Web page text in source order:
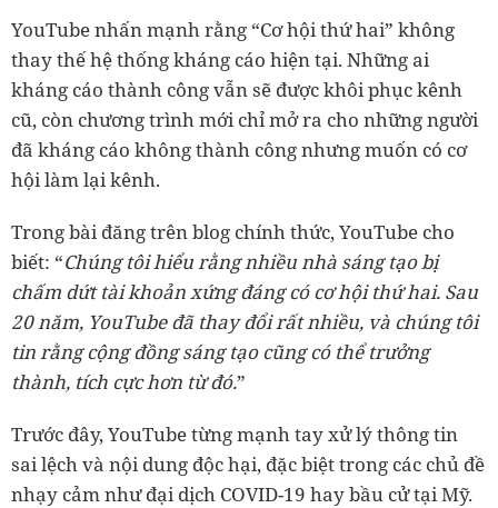
YouTube nhấn mạnh rằng “Cơ hội thứ hai” không
thay thế hệ thống kháng cáo hiện tại. Những ai
kháng cáo thành công vẫn sẽ được khôi phục kênh
cũ, còn chương trình mới chỉ mở ra cho những người
đã kháng cáo không thành công nhưng muốn có cơ
hội làm lại kênh.
Trong bài đăng trên blog chính thức, YouTube cho
biết: “Chúng tôi hiểu rằng nhiều nhà sáng tạo bị
chấm dứt tài khoản xứng đáng có cơ hội thứ hai. Sau
20 năm, YouTube đã thay đổi rất nhiều, và chúng tôi
tin rằng cộng đồng sáng tạo cũng có thể trưởng
thành, tích cực hơn từ đó.”
Trước đây, YouTube từng mạnh tay xử lý thông tin
sai lệch và nội dung độc hại, đặc biệt trong các chủ đề
nhạy cảm như đại dịch COVID-19 hay bầu cử tại Mỹ.